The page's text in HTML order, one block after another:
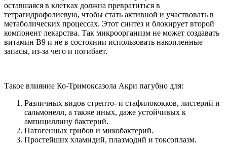
оставшаяся в клетках должна превратиться в
тетрагидрофолиевую, чтобы стать активной и участвовать в
метаболических процессах. Этот синтез и блокирует второй
компонент лекарства. Так микроорганизм не может создавать
витамин В9 и не в состоянии использовать накопленные
запасы, из-за чего и погибает.
Такое влияние Ко-Тримоксазола Акри пагубно для:
Различных видов стрепто- и стафилококков, листерий и
сальмонелл, а также иных, даже устойчивых к
ампициллину бактерий.
Патогенных грибов и микобактерий.
Простейших хламидий, плазмодий и токсоплазм.